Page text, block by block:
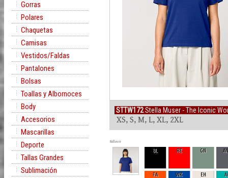
Gorras
Polares
Chaquetas
Camisas
Vestidos/Faldas
Pantalones
Bolsas
Toallas y Albornoces
Body
Accesorios
Mascarillas
Deporte
Tallas Grandes
Sublimación
STTW172Stella Muser - The Iconic
XS, S, M, L, XL, 2XL
Rollover
BL RE GN
FA WK EH